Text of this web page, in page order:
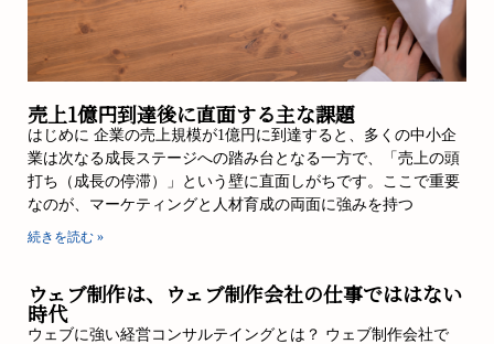
売上1億円到達後に直面する主な課題
はじめに 企業の売上規模が1億円に到達すると、多くの中小企
業は次なる成長ステージへの踏み台となる一方で、「売上の頭
打ち（成長の停滞）」という壁に直面しがちです。ここで重要
なのが、マーケティングと人材育成の両面に強みを持つ
続きを読む »
ウェブ制作は、ウェブ制作会社の仕事でははない
時代
ウェブに強い経営コンサルテイングとは？ ウェブ制作会社で